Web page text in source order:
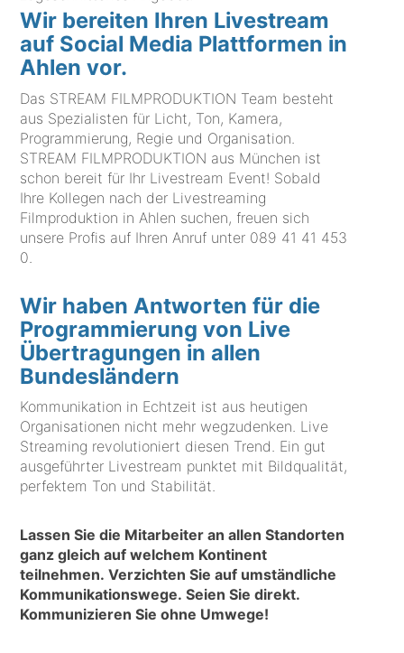
Wir bereiten Ihren Livestream
auf Social Media Plattformen in
Ahlen vor.
Das STREAM FILMPRODUKTION Team besteht
aus Spezialisten für Licht, Ton, Kamera,
Programmierung, Regie und Organisation.
STREAM FILMPRODUKTION aus München ist
schon bereit für Ihr Livestream Event! Sobald
Ihre Kollegen nach der Livestreaming
Filmproduktion in Ahlen suchen, freuen sich
unsere Profis auf Ihren Anruf unter 089 41 41 453
0
Wir haben Antworten für die
Programmierung von Live
Übertragungen in allen
Bundesländern
Kommunikation in Echtzeit ist aus heutigen
Organisationen nicht mehr wegzudenken. Live
Streaming revolutioniert diesen Trend. Ein gut
ausgeführter Livestream punktet mit Bildqualität,
perfektem Ton und Stabilität.
Lassen Sie die Mitarbeiter an allen Standorten
ganz gleich auf welchem Kontinent
teilnehmen. Verzichten Sie auf umständliche
Kommunikationswege. Seien Sie direkt.
Kommunizieren Sie ohne Umwege!